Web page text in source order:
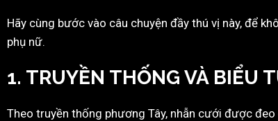
Hãy cùng bước vào câu chuyện đầy thú vị này, để
phụ nữ.
1. TRUYỀN THỐNG VÀ BIỂU
Theo truyền thống phương Tây, nhẫn cưới được